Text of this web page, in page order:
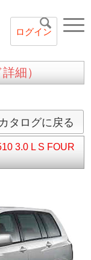
ログイン
細）
タログに戻る
3.0 L S FOUR